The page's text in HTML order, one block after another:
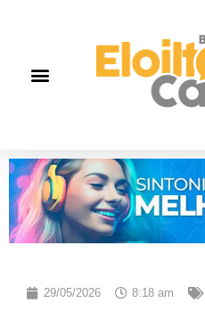
29/05/2026 8:18 am